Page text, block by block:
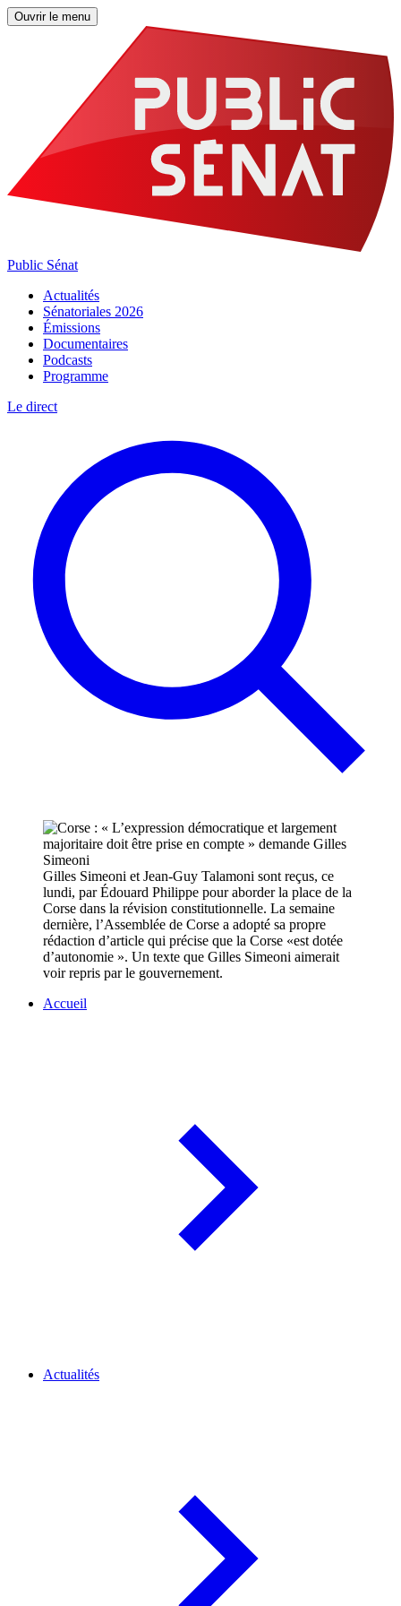
Ouvrir le menu
Public Sénat
Actualités
Sénatoriales 2026
Émissions
Documentaires
Podcasts
Programme
Le direct
Gilles Simeoni et Jean-Guy Talamoni sont reçus, ce
lundi, par Édouard Philippe pour aborder la place de la
Corse dans la révision constitutionnelle. La semaine
dernière, l’Assemblée de Corse a adopté sa propre
rédaction d’article qui précise que la Corse «est dotée
d’autonomie ». Un texte que Gilles Simeoni aimerait
voir repris par le gouvernement.
Accueil
Actualités